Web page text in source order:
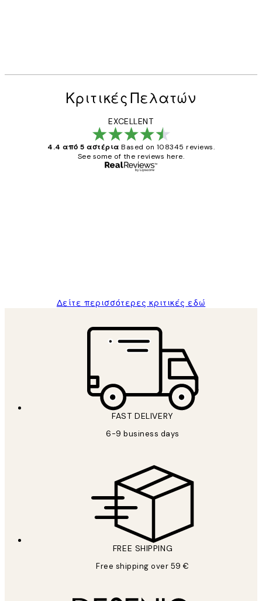
Κριτικές Πελατών
EXCELLENT
4.4 από 5 αστέρια Based on 108345 reviews.
See some of the reviews here.
Δείτε περισσότερες κριτικές εδώ
FAST DELIVERY
6-9 business days
FREE SHIPPING
Free shipping over 59 €